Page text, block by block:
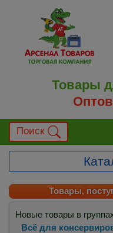
Товары
Поиск
Товары,
Новые товары в
Всё для